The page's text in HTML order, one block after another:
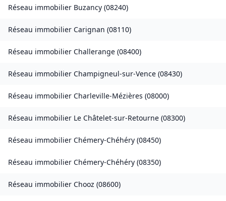
Réseau immobilier Buzancy (08240)
Réseau immobilier Carignan (08110)
Réseau immobilier Challerange (08400)
Réseau immobilier Champigneul-sur-Vence (08430)
Réseau immobilier Charleville-Mézières (08000)
Réseau immobilier Le Châtelet-sur-Retourne (08300)
Réseau immobilier Chémery-Chéhéry (08450)
Réseau immobilier Chémery-Chéhéry (08350)
Réseau immobilier Chooz (08600)